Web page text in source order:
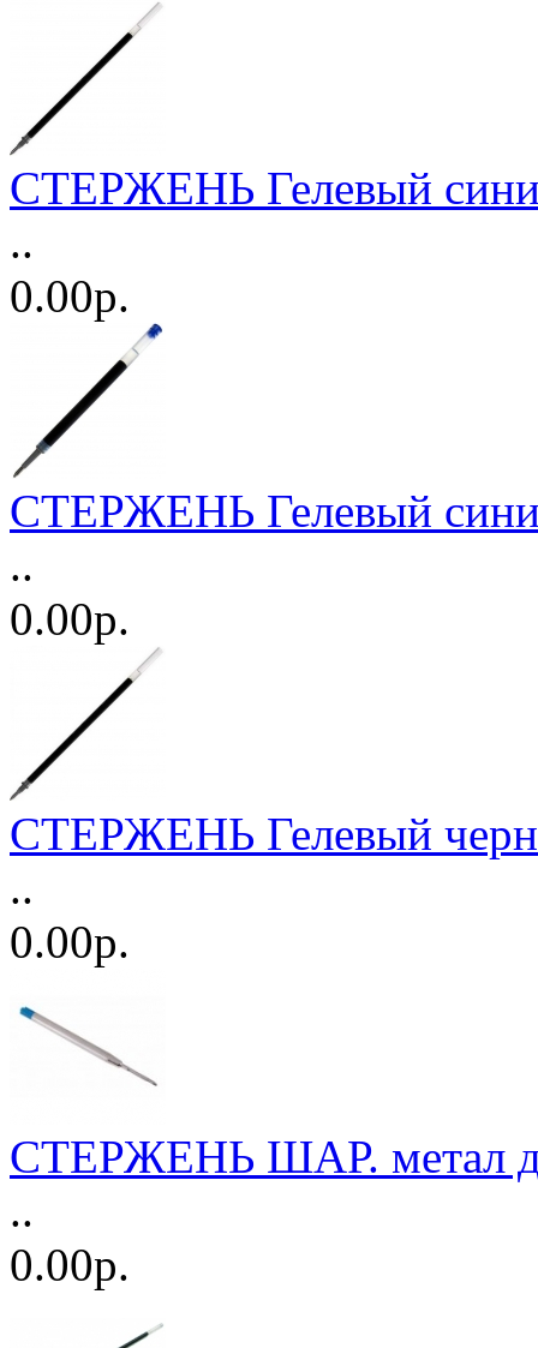
СТЕРЖЕНЬ Гелевый
..
0.00р.
СТЕРЖЕНЬ Гелевый
..
0.00р.
СТЕРЖЕНЬ Гелевый
..
0.00р.
СТЕРЖЕНЬ ШАР. метал
..
0.00р.